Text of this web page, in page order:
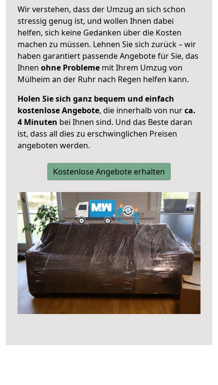
Wir verstehen, dass der Umzug an sich schon
stressig genug ist, und wollen Ihnen dabei
helfen, sich keine Gedanken über die Kosten
machen zu müssen. Lehnen Sie sich zurück – wir
haben garantiert passende Angebote für Sie, das
Ihnen ohne Probleme mit Ihrem Umzug von
Mülheim an der Ruhr nach Regen helfen kann.
Holen Sie sich ganz bequem und einfach
kostenlose Angebote, die innerhalb von nurca.
4 Minuten bei Ihnen sind. Und das Beste daran
ist, dass all dies zu erschwinglichen Preisen
angeboten werden.
Kostenlose Angebote erhalten